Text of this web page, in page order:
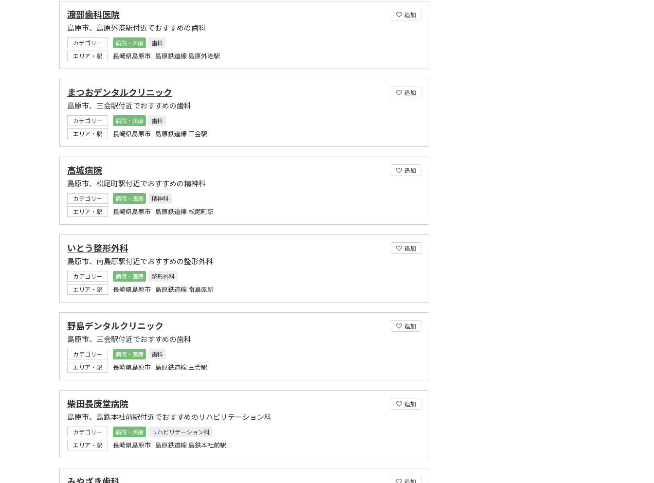
追加
渡部歯科医院
島原市、島原外港駅付近でおすすめの歯科
カテゴリー 病院・医療
歯科
エリア・駅
長崎県島原市 島原鉄道線 島原外港駅
追加
まつおデンタルクリニック
島原市、三会駅付近でおすすめの歯科
カテゴリー 病院・医療
歯科
エリア・駅
長崎県島原市 島原鉄道線 三会駅
追加
高城病院
島原市、松尾町駅付近でおすすめの精神科
カテゴリー 病院・医療
精神科
エリア・駅
長崎県島原市 島原鉄道線 松尾町駅
追加
いとう整形外科
島原市、南島原駅付近でおすすめの整形外科
カテゴリー 病院・医療
整形外科
エリア・駅
長崎県島原市 島原鉄道線 南島原駅
追加
野島デンタルクリニック
島原市、三会駅付近でおすすめの歯科
カテゴリー 病院・医療
歯科
エリア・駅
長崎県島原市 島原鉄道線 三会駅
追加
柴田長庚堂病院
島原市、島鉄本社前駅付近でおすすめのリハビリテーション科
カテゴリー 病院・医療
リハビリテーション科
エリア・駅
長崎県島原市 島原鉄道線 島鉄本社前駅
追加